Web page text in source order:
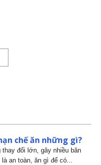
chế ăn những gì?
đổi lớn, gây nhiều băn
an toàn, ăn gì để có...